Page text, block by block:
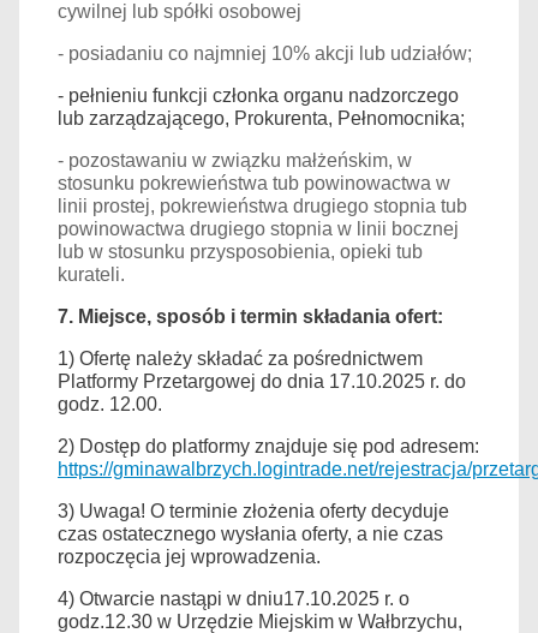
cywilnej lub spółki osobowej
- posiadaniu co najmniej 10% akcji lub udziałów;
- pełnieniu funkcji członka organu nadzorczego
lub zarządzającego, Prokurenta, Pełnomocnika;
- pozostawaniu w związku małżeńskim, w
stosunku pokrewieństwa tub powinowactwa w
linii prostej, pokrewieństwa drugiego stopnia tub
powinowactwa drugiego stopnia w linii bocznej
lub w stosunku przysposobienia, opieki tub
kurateli.
7. Miejsce, sposób i termin składania ofert:
1) Ofertę należy składać za pośrednictwem
Platformy Przetargowej do dnia 17.10.2025 r. do
godz. 12.00.
2) Dostęp do platformy znajduje się pod adresem:
https://gminawalbrzych.logintrade.net/rejestracja/
3) Uwaga! O terminie złożenia oferty decyduje
czas ostatecznego wysłania oferty, a nie czas
rozpoczęcia jej wprowadzenia.
4) Otwarcie nastąpi w dniu17.10.2025 r. o
godz.12.30 w Urzędzie Miejskim w Wałbrzychu,